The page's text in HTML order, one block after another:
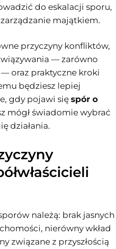
do eskalacji sporu,
majątkiem.
przyczyny konfliktów,
— zarówno
oraz praktyczne kroki
będziesz lepiej
gdy pojawi się spór o
mógł świadomie wybrać
działania.
należą: brak jasnych
nierówny wkład
związane z przyszłością